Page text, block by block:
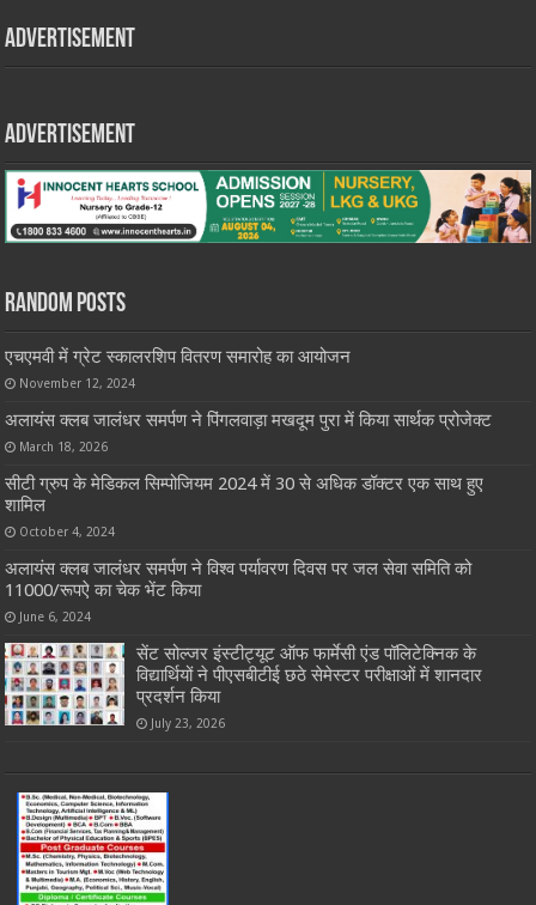
Advertisement
Advertisement
Random Posts
एचएमवी में ग्रेट स्कालरशिप वितरण समारोह का आयोजन
November 12, 2024
अलायंस क्लब जालंधर समर्पण ने पिंगलवाड़ा मखदूम पुरा में किया सार्थक प्रोजेक्ट
March 18, 2026
सीटी ग्रुप के मेडिकल सिम्पोजियम 2024 में 30 से अधिक डॉक्टर एक साथ हुए
शामिल
October 4, 2024
अलायंस क्लब जालंधर समर्पण ने विश्व पर्यावरण दिवस पर जल सेवा समिति को
11000/रूपऐ का चेक भेंट किया
June 6, 2024
सेंट सोल्जर इंस्टीट्यूट ऑफ फार्मेसी एंड पॉलिटेक्निक के
विद्यार्थियों ने पीएसबीटीई छठे सेमेस्टर परीक्षाओं में शानदार
प्रदर्शन किया
July 23, 2026